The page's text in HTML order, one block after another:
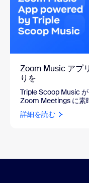
Zoom Music アプ
りを
Triple Scoop Music
Zoom Meetings に素
詳細を読む